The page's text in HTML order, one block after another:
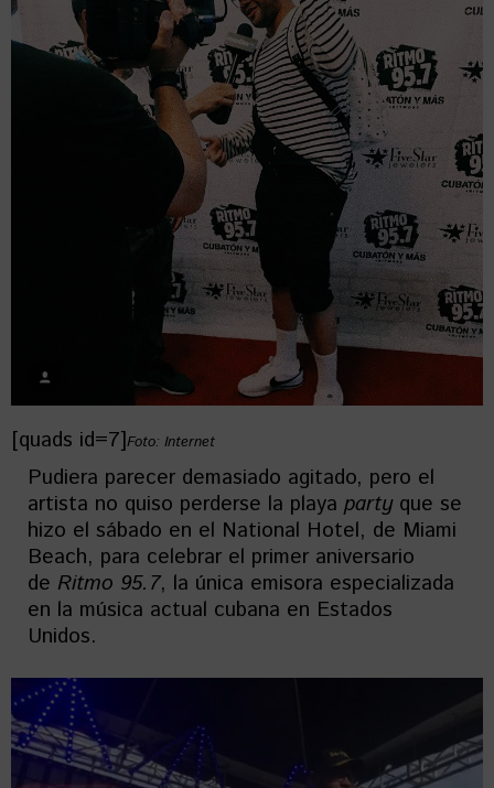
[quads id=7]Foto: Internet
Pudiera parecer demasiado agitado, pero el
artista no quiso perderse la playa partyque se
hizo el sábado en el National Hotel, de Miami
Beach, para celebrar el primer aniversario
de Ritmo 95.7, la única emisora especializada
en la música actual cubana en Estados
Unidos.